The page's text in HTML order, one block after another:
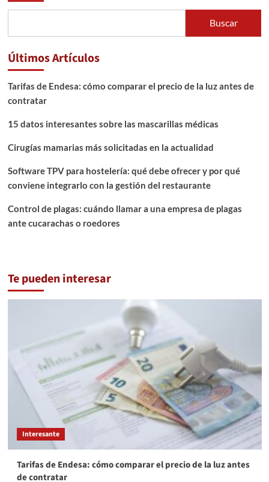
Buscar
Últimos Artículos
Tarifas de Endesa: cómo comparar el precio de la luz antes de
contratar
15 datos interesantes sobre las mascarillas médicas
Cirugías mamarias más solicitadas en la actualidad
Software TPV para hostelería: qué debe ofrecer y por qué
conviene integrarlo con la gestión del restaurante
Control de plagas: cuándo llamar a una empresa de plagas
ante cucarachas o roedores
Te pueden interesar
Interesante
Tarifas de Endesa: cómo comparar el precio de la luz antes
de contratar